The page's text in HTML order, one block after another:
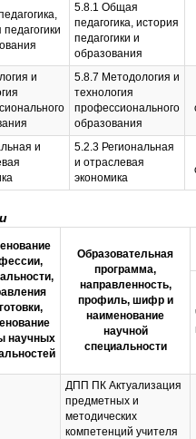
5.8.1 Общая
педагогика, история
педагогики и
образования
и
5.8.7 Методология и
технология
профессионального
образования
и
5.2.3 Региональная
и отраслевая
экономика
научных
Образовательная
программа,
направленность,
профиль, шифр и
наименование
научной
специальности
ДПП ПК Актуализация
предметных и
методических
компетенций учителя